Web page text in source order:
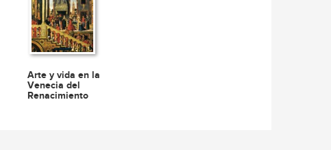
Arte y vida en la
Venecia del
Renacimiento